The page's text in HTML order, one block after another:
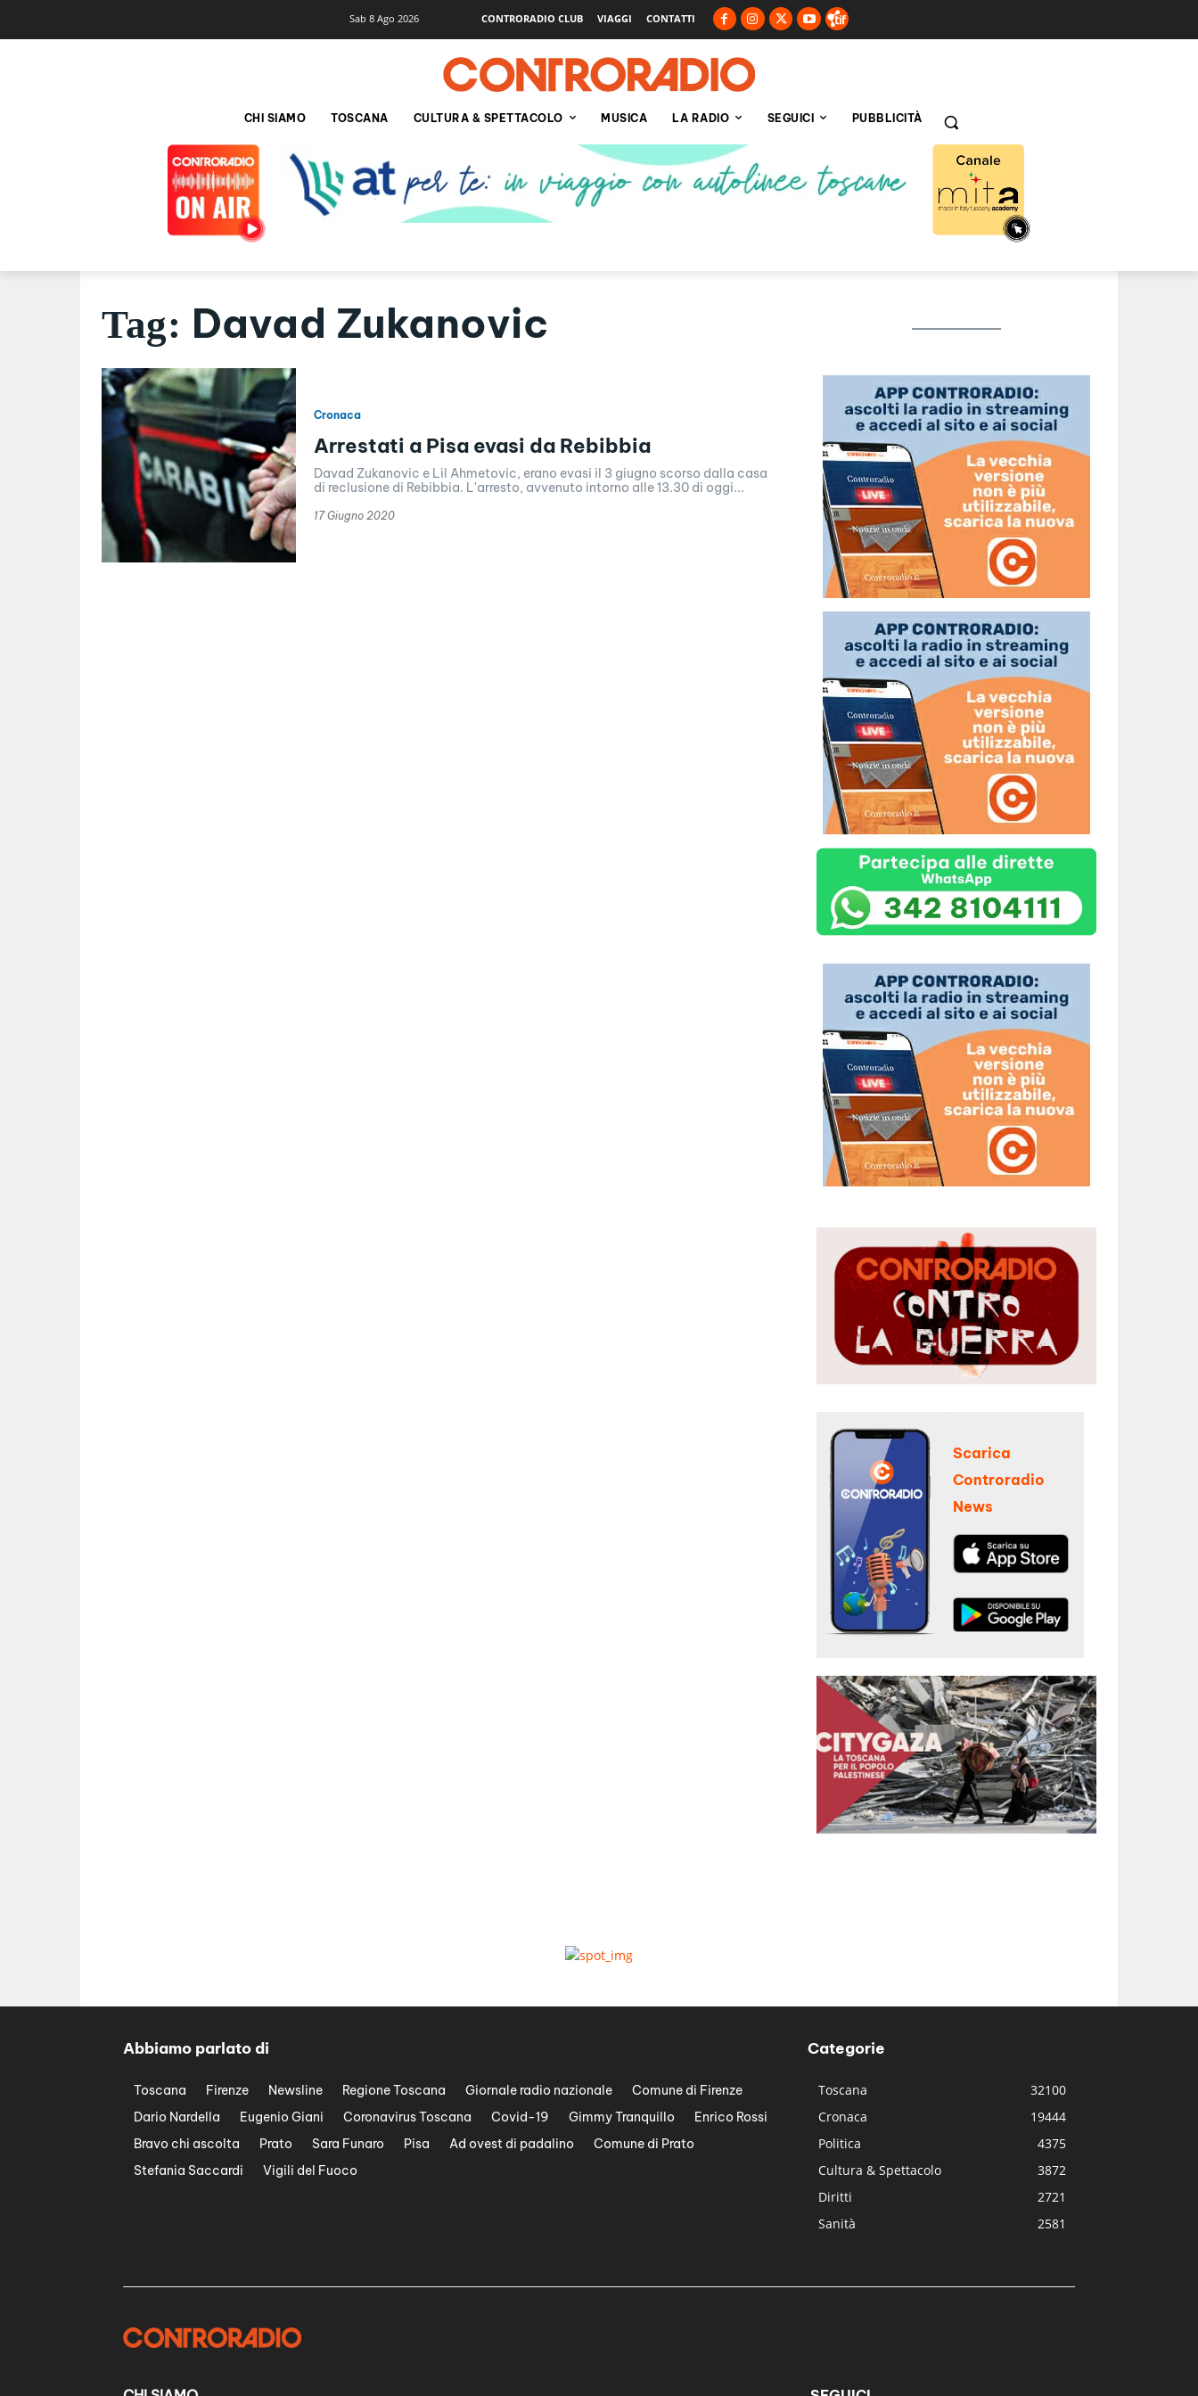
Sab 8 Ago 2026 CONTRORADIO CLUB VIAGGI CONTATTI
CHI SIAMO TOSCANA CULTURA & SPETTACOLO MUSICA LA RADIO SEGUICI PUBBLICITÀ
Tag: Davad Zukanovic
Cronaca
Arrestati a Pisa evasi da Rebibbia
Davad Zukanovic e Lil Ahmetovic, erano evasi il 3 giugno scorso dalla casa
di reclusione di Rebibbia. L'arresto, avvenuto intorno alle 13.30 di oggi...
17 Giugno 2020
Scarica
Controradio
News
Abbiamo parlato di
Toscana Firenze Newsline Regione Toscana Giornale radio nazionale
Comune di Firenze
Dario Nardella
Eugenio Giani Coronavirus Toscana Covid-19 Gimmy Tranquillo
Enrico Rossi
Bravo chi ascolta
Prato Sara Funaro Pisa Ad ovest di padalino
Comune di Prato
Stefania Saccardi
Vigili del Fuoco
Categorie
Toscana
32100
Cronaca
19444
Politica
4375
Cultura & Spettacolo
3872
Diritti
2721
Sanità
2581